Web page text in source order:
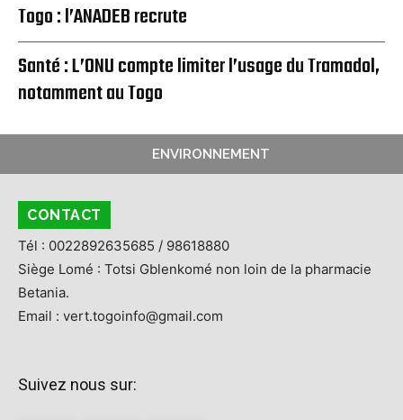
Togo : l’ANADEB recrute
Santé : L’ONU compte limiter l’usage du Tramadol,
notamment au Togo
ENVIRONNEMENT
CONTACT
Tél : 0022892635685 / 98618880
Siège Lomé : Totsi Gblenkomé non loin de la pharmacie
Betania.
Email : vert.togoinfo@gmail.com
Suivez nous sur: